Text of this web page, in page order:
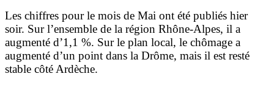
Les chiffres pour le mois de Mai ont été publiés hier
soir. Sur l’ensemble de la région Rhône-Alpes, il a
augmenté d’1,1 %. Sur le plan local, le chômage a
augmenté d’un point dans la Drôme, mais il est resté
stable côté Ardèche.